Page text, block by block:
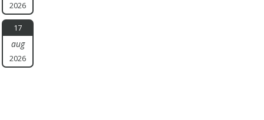
2026
17
aug
2026